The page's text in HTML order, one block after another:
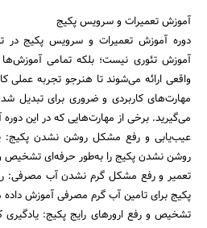
جستجو
آموزش تعمیرات و سرویس پکیج
دوره آموزش تعمیرات و سرویس پکیج در
آموزش تئوری نیست؛ بلکه تمامی
واقعی ارائه می‌شوند تا هنرجو تجربه
مهارت‌های کاربردی و ضروری برای تبدیل
می‌گیرید. برخی از مهارت‌هایی که در این
عیب‌یابی و رفع مشکل روشن نشدن پکیج:
روشن نشدن پکیج را به‌طور حرفه‌ای تشخیص
تعمیر و رفع مشکل گرم نشدن آب مصرفی:
پکیج برای تامین آب گرم مصرفی آموزش
تشخیص و رفع ارورهای رایج پکیج: